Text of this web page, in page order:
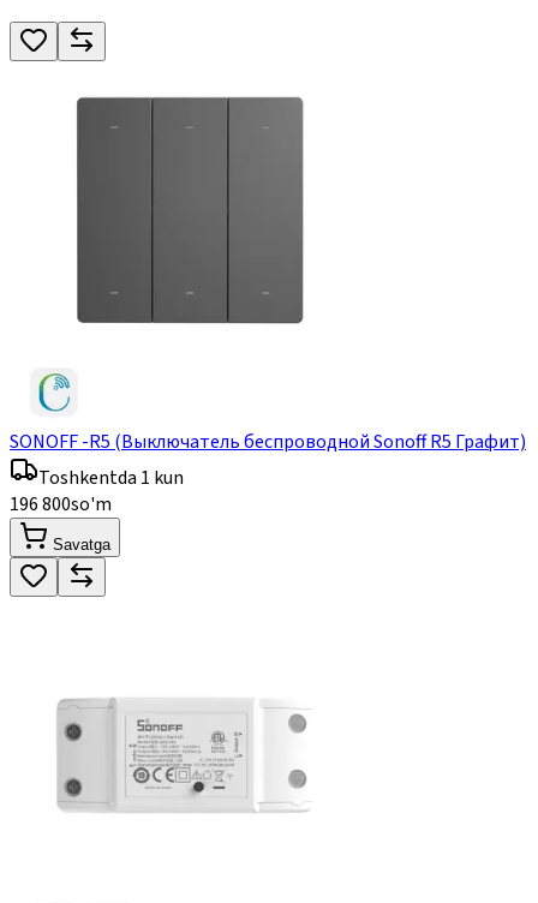
SONOFF -R5 (Выключатель беспроводной Sonoff R5 Графит)
Toshkentda 1 kun
196 800so'm
Savatga